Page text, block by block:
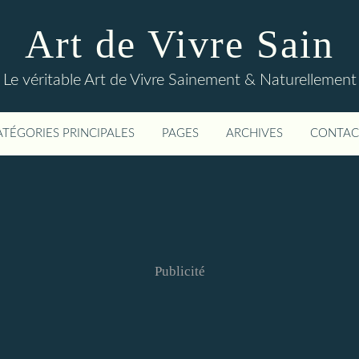
Art de Vivre Sain
Le véritable Art de Vivre Sainement & Naturellement
PRINCIPALES PAGES ARCHIVES
Publicité